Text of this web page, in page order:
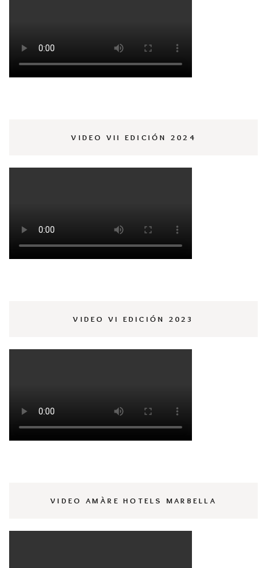
VIDEO VII EDICIÓN 2024
VIDEO VI EDICIÓN 2023
VIDEO AMÀRE HOTELS MARBELLA